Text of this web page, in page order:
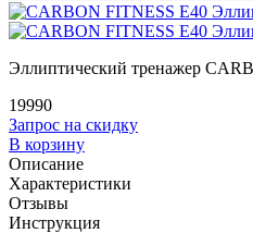
Эллиптический тренажер
19990
Запрос на скидку
В корзину
Описание
Характеристики
Отзывы
Инструкция